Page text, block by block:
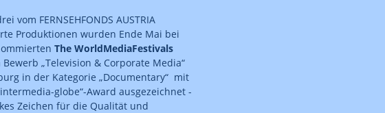
vom FERNSEHFONDS AUSTRIA
Produktionen wurden Ende Mai bei
The WorldMediaFestivals
Bewerb „Television & Corporate Media“
in der Kategorie „Documentary“ mit
globe“-Award ausgezeichnet -
Zeichen für die Qualität und